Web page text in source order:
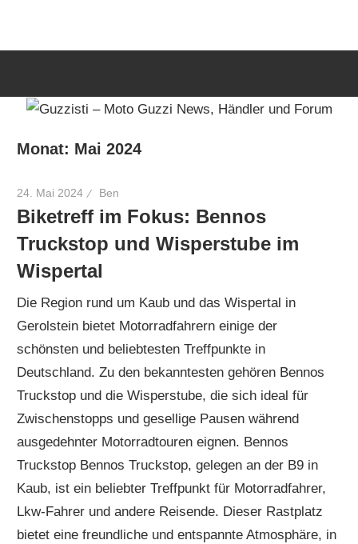
News,
und
Forum
Monat: Mai 2024
24. Mai 2024 Ben
Biketreff im Fokus: Bennos
Truckstop und Wisperstube im
Wispertal
Die Region rund um Kaub und das Wispertal in
Gerolstein bietet Motorradfahrern einige der
schönsten und beliebtesten Treffpunkte in
Deutschland. Zu den bekanntesten gehören Bennos
Truckstop und die Wisperstube, die sich ideal für
Zwischenstopps und gesellige Pausen während
ausgedehnter Motorradtouren eignen. Bennos
Truckstop Bennos Truckstop, gelegen an der B9 in
Kaub, ist ein beliebter Treffpunkt für Motorradfahrer,
Lkw-Fahrer und andere Reisende. Dieser Rastplatz
bietet eine freundliche und entspannte Atmosphäre, in